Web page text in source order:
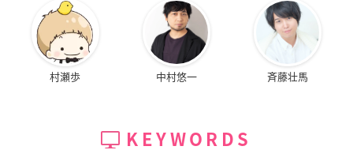
村瀬歩 中村悠一 斉藤壮馬
KEYWORDS